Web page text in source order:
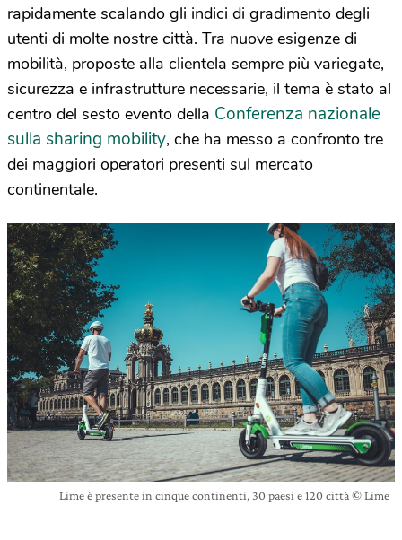
rapidamente scalando gli indici di gradimento degli
utenti di molte nostre città. Tra nuove esigenze di
mobilità, proposte alla clientela sempre più variegate,
sicurezza e infrastrutture necessarie, il tema è stato al
centro del sesto evento della Conferenza nazionale
sulla sharing mobility, che ha messo a confronto tre
dei maggiori operatori presenti sul mercato
continentale.
Lime è presente in cinque continenti, 30 paesi e 120 città © Lime